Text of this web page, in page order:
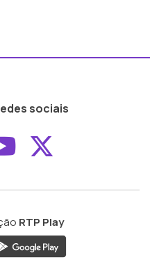
sociais
ao ao
Aceder ao
RTP Play